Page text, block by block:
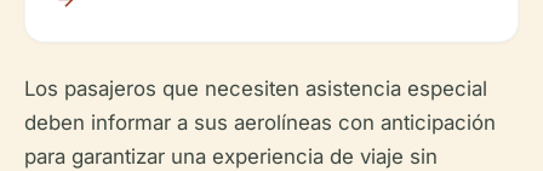
Los pasajeros que necesiten asistencia especial
deben informar a sus aerolíneas con anticipación
para garantizar una experiencia de viaje sin